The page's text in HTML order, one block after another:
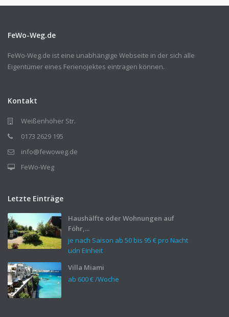
FeWo-Weg.de
FeWo-Weg.de ist eine unabhängige Webseite in der sich alle
Eigentümer eines Ferienojektes eintragen können.
Kontakt
Weißenhöher Str.
0173 2629 195
info@fewoweg.de
FeWo-Weg
Letzte Einträge
Haushälfte oder Wohnungen auf
Föhr,...
je nach Saison ab 50 bis 95 € pro Nacht
udn Einheit
Villa Miami
ab 600 €/Woche